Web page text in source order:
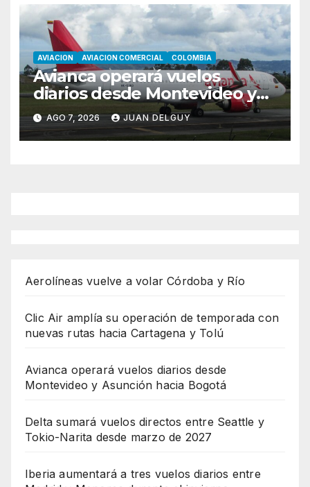
AVIACION AVIACION COMERCIAL COLOMBIA
Avianca operará vuelos
diarios desde Montevideo y
Asunción hacia Bogotá
AGO 7, 2026 JUAN DELGUY
Aerolíneas vuelve a volar Córdoba y Río
Clic Air amplía su operación de temporada con
nuevas rutas hacia Cartagena y Tolú
Avianca operará vuelos diarios desde
Montevideo y Asunción hacia Bogotá
Delta sumará vuelos directos entre Seattle y
Tokio-Narita desde marzo de 2027
Iberia aumentará a tres vuelos diarios entre